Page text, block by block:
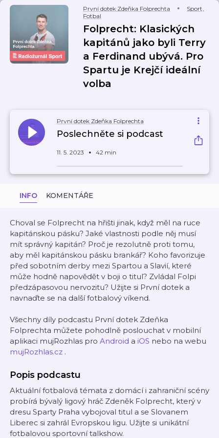
První dotek Zdeňka Folprechta Sport,
Fotbal
Folprecht: Klasických
kapitánů jako byli Terry
a Ferdinand ubývá. Pro
Spartu je Krejčí ideální
volba
První dotek Zdeňka Folprechta
Poslechněte si podcast
11. 5. 2023 42 min
INFO KOMENTÁŘE
Choval se Folprecht na hřišti jinak, když měl na ruce
kapitánskou pásku? Jaké vlastnosti podle něj musí
mít správný kapitán? Proč je rezolutně proti tomu,
aby měl kapitánskou pásku brankář? Koho favorizuje
před sobotním derby mezi Spartou a Slavií, které
může hodně napovědět v boji o titul? Zvládal Folpi
předzápasovou nervozitu? Užijte si První dotek a
navnaďte se na další fotbalový víkend.
Všechny díly podcastu První dotek Zdeňka
Folprechta můžete pohodlně poslouchat v mobilní
aplikaci mujRozhlas pro Android a iOS nebo na webu
mujRozhlas.cz .
Popis podcastu
Aktuální fotbalová témata z domácí i zahraniční scény
probírá bývalý ligový hráč Zdeněk Folprecht, který v
dresu Sparty Praha vybojoval titul a se Slovanem
Liberec si zahrál Evropskou ligu. Užijte si unikátní
fotbalovou sportovní talkshow.